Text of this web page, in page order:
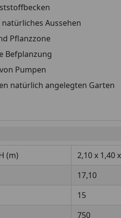
Aussehen
Pflanzzone
Befplanzung
Pumpen
natürlich angelegten Garten
(m)
2,10 x 1,40
17,10
15
750